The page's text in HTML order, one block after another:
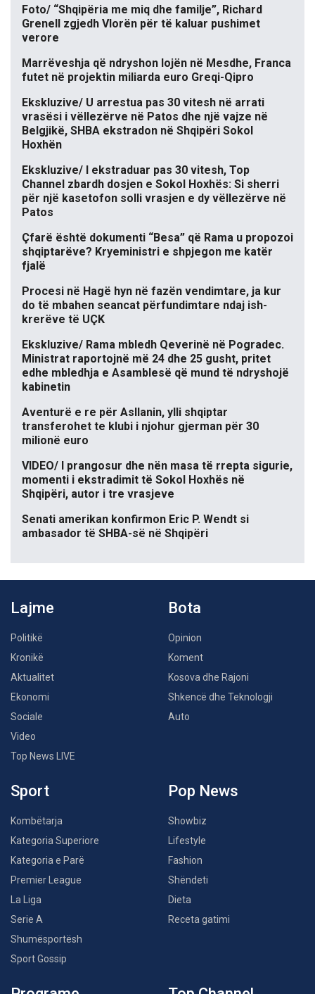
Foto/ “Shqipëria me miq dhe familje”, Richard
Grenell zgjedh Vlorën për të kaluar pushimet
verore
Marrëveshja që ndryshon lojën në Mesdhe, Franca
futet në projektin miliarda euro Greqi-Qipro
Ekskluzive/ U arrestua pas 30 vitesh në arrati
vrasësi i vëllezërve në Patos dhe një vajze në
Belgjikë, SHBA ekstradon në Shqipëri Sokol
Hoxhën
Ekskluzive/ I ekstraduar pas 30 vitesh, Top
Channel zbardh dosjen e Sokol Hoxhës: Si sherri
për një kasetofon solli vrasjen e dy vëllezërve në
Patos
Çfarë është dokumenti “Besa” që Rama u propozoi
shqiptarëve? Kryeministri e shpjegon me katër
fjalë
Procesi në Hagë hyn në fazën vendimtare, ja kur
do të mbahen seancat përfundimtare ndaj ish-
krerëve të UÇK
Ekskluzive/ Rama mbledh Qeverinë në Pogradec.
Ministrat raportojnë më 24 dhe 25 gusht, pritet
edhe mbledhja e Asamblesë që mund të ndryshojë
kabinetin
Aventurë e re për Asllanin, ylli shqiptar
transferohet te klubi i njohur gjerman për 30
milionë euro
VIDEO/ I prangosur dhe nën masa të rrepta sigurie,
momenti i ekstradimit të Sokol Hoxhës në
Shqipëri, autor i tre vrasjeve
Senati amerikan konfirmon Eric P. Wendt si
ambasador të SHBA-së në Shqipëri
Lajme
Politikë
Kronikë
Aktualitet
Ekonomi
Sociale
Video
Top News LIVE
Bota
Opinion
Koment
Kosova dhe Rajoni
Shkencë dhe Teknologji
Auto
Sport
Kombëtarja
Kategoria Superiore
Kategoria e Parë
Premier League
La Liga
Serie A
Shumësportësh
Sport Gossip
Pop News
Showbiz
Lifestyle
Fashion
Shëndeti
Dieta
Receta gatimi